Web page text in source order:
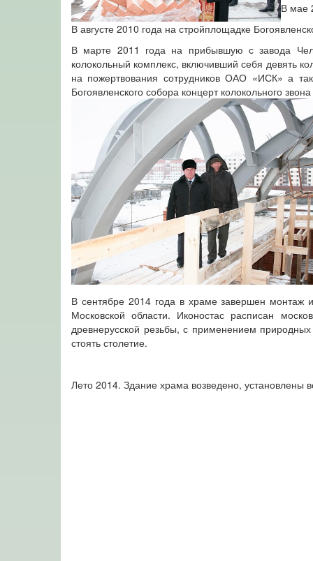
В мае
В августе 2010 года на стройплощадке
В марте 2011 года на прибывшую с завода
колокольный комплекс, включивший себя девять
на пожертвования сотрудников ОАО «ИСК» а
Богоявленского собора концерт колокольного
В сентябре 2014 года в храме завершен монтаж
Московской области. Иконостас расписан
древнерусской резьбы, с применением
стоять столетие.
Лето 2014. Здание храма возведено, установлены